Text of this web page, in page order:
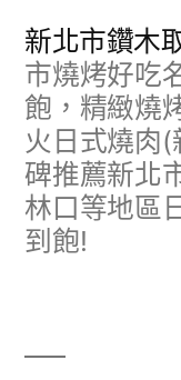
新北市鑽木
市燒烤好吃
飽，精緻燒
火日式燒肉
碑推薦新北
林口等地區
到飽!